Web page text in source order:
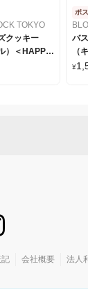
TOKYO
クッキー
）＜HAPPY
ール付 ＞
ポ
バ
（
¥
会社概要 法人